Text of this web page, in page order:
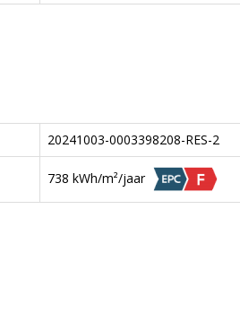
20241003-0003398208-RES-2
738 kWh/m²/jaar